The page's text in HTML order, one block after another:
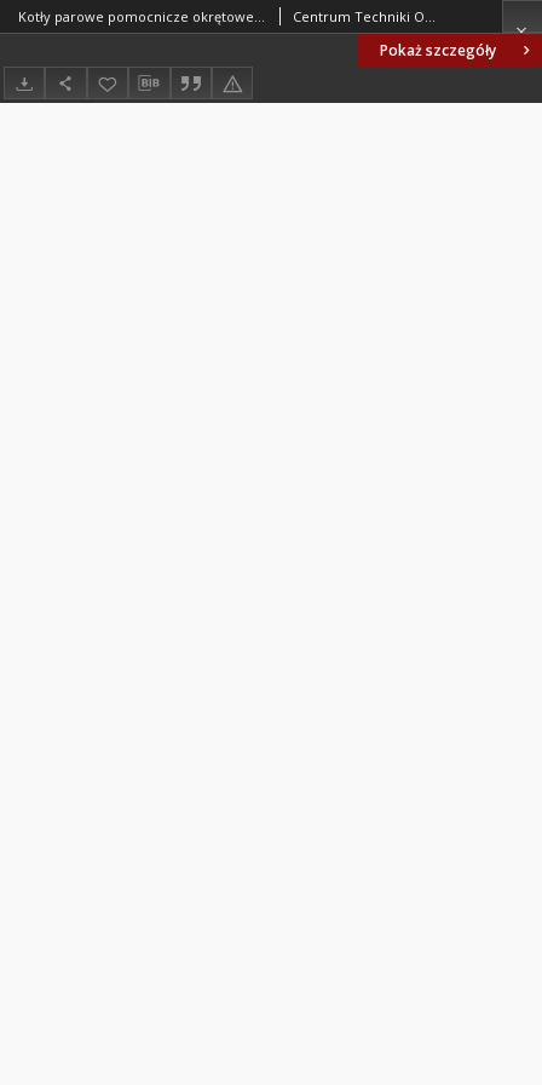
Pokaż szczegóły
Kotły parowe pomocnicze okrętowe - Podstawowe parametry BN-75/1315-01 Centrum Techniki Okrętowej w Gdańsku. Oprac.